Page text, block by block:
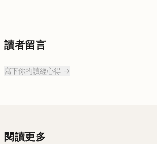
讀者留言
寫下你的讀經心得 →
閱讀更多